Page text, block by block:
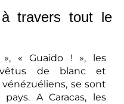
à travers tout le
« Guaido ! », les
vêtus de blanc et
se sont
A Caracas, les